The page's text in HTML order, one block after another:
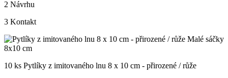
2 Návrhu
3 Kontakt
10 ks Pytlíky z imitovaného lnu 8 x 10 cm - přirozené / růže